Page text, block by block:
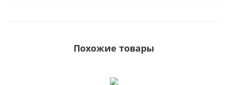
Похожие товары